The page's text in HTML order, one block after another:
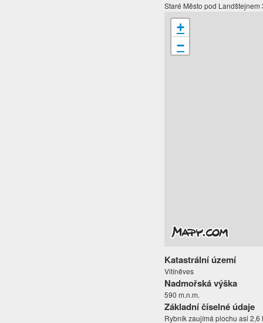
Staré Město pod Landštejnem
+
−
Katastrální území
Vitíněves
Nadmořská výška
590 m.n.m.
Základní číselné údaje
Rybník zaujímá plochu asi 2,6